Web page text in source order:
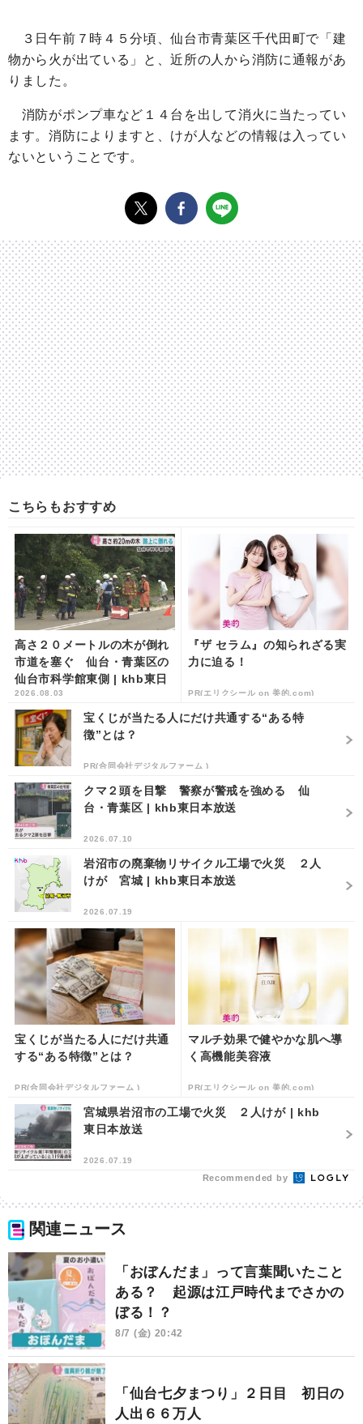
３日午前７時４５分頃、仙台市青葉区千代田町で「建
物から火が出ている」と、近所の人から消防に通報があ
りました。
消防がポンプ車など１４台を出して消火に当たってい
ます。消防によりますと、けが人などの情報は入ってい
ないということです。
こちらもおすすめ
高さ２０メートルの木が倒れ
市道を塞ぐ 仙台・青葉区の
仙台市科学館東側 | khb東日
本放送
2026.08.03
『ザ セラム』の知られざる実
力に迫る！
PR(エリクシール on 美的.com)
宝くじが当たる人にだけ共通する“ある特
徴”とは？
PR(合同会社デジタルファーム )
クマ２頭を目撃 警察が警戒を強める 仙
台・青葉区 | khb東日本放送
2026.07.10
岩沼市の廃棄物リサイクル工場で火災 ２人
けが 宮城 | khb東日本放送
2026.07.19
宝くじが当たる人にだけ共通
する“ある特徴”とは？
PR(合同会社デジタルファーム )
マルチ効果で健やかな肌へ導
く高機能美容液
PR(エリクシール on 美的.com)
宮城県岩沼市の工場で火災 ２人けが | khb
東日本放送
2026.07.19
Recommended by
関連ニュース
「おぼんだま」って言葉聞いたこと
ある？ 起源は江戸時代までさかの
ぼる！？
8/7 (金) 20:42
「仙台七夕まつり」２日目 初日の
人出６６万人